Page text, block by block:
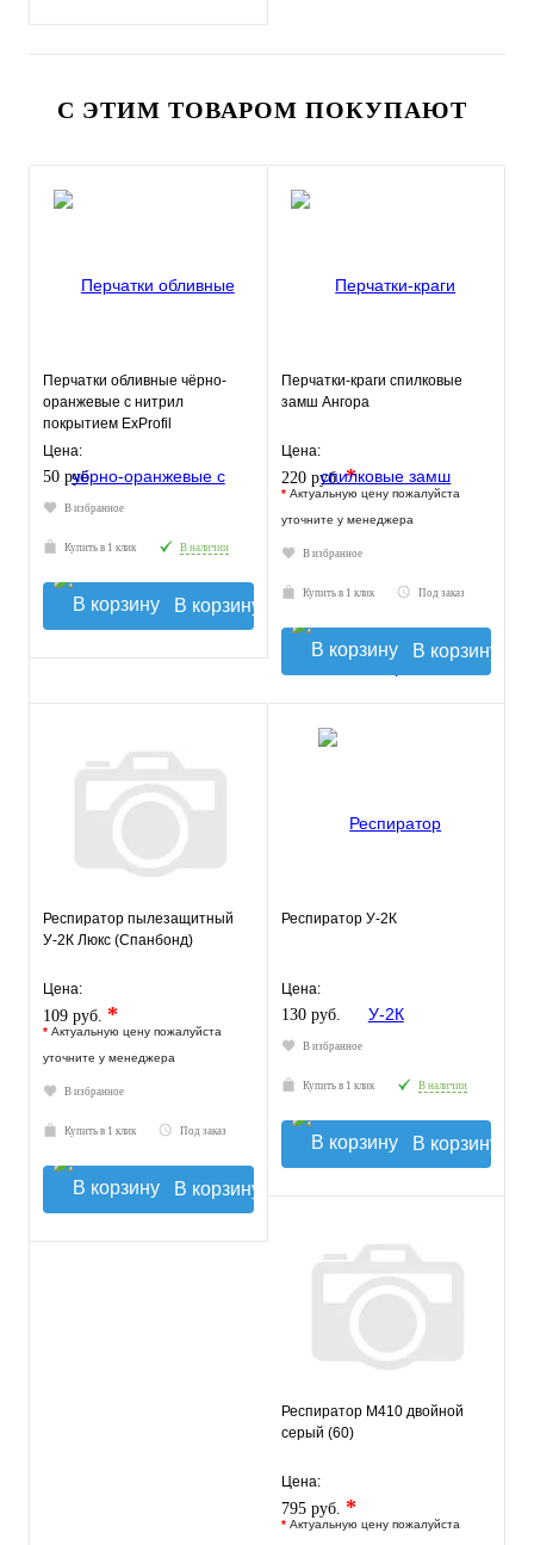
С ЭТИМ ТОВАРОМ ПОКУПАЮТ
Перчатки обливные чёрно-
оранжевые с нитрил
покрытием ExProfil
Цена:
50 руб.
В избранное
Купить в 1 клик В наличии
В корзину
Перчатки-краги спилковые
замш Ангора
Цена:
220 руб.*
* Актуальную цену пожалуйста
уточните у менеджера
В избранное
Купить в 1 клик Под заказ
В корзину
Респиратор пылезащитный
У-2К Люкс (Спанбонд)
Цена:
109 руб. *
* Актуальную цену пожалуйста
уточните у менеджера
В избранное
Купить в 1 клик Под заказ
В корзину
Респиратор У-2К
Цена:
130 руб.
В избранное
Купить в 1 клик В наличии
В корзину
Респиратор М410 двойной
серый (60)
Цена:
795 руб. *
* Актуальную цену пожалуйста